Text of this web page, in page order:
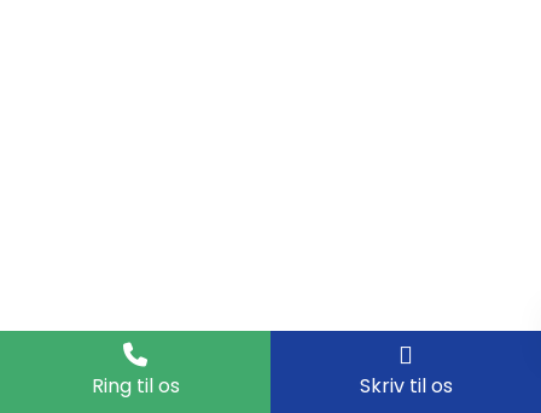
Ring til os Skriv til os